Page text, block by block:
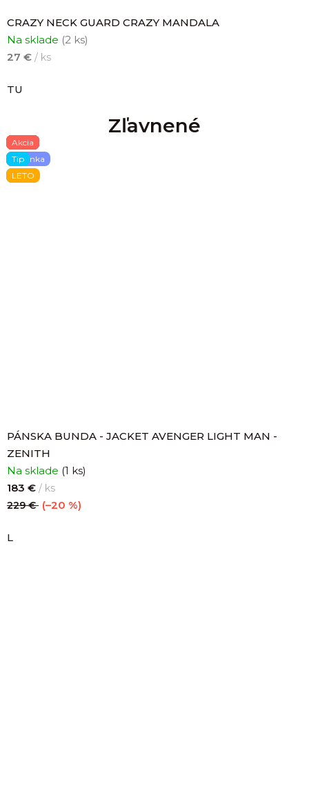
CRAZY NECK GUARD CRAZY MANDALA
Na sklade (2 ks)
27 € / ks
TU
Zľavnené
Akcia
LETO
PÁNSKA BUNDA - JACKET AVENGER LIGHT MAN -
ZENITH
Na sklade (1 ks)
183 € / ks
229 € (–20 %)
L
Akcia
LETO
Akcia
LETO
Akcia
LETO
Akcia
Novinka
ZIMA
Akcia
Tip
LETO
Akcia